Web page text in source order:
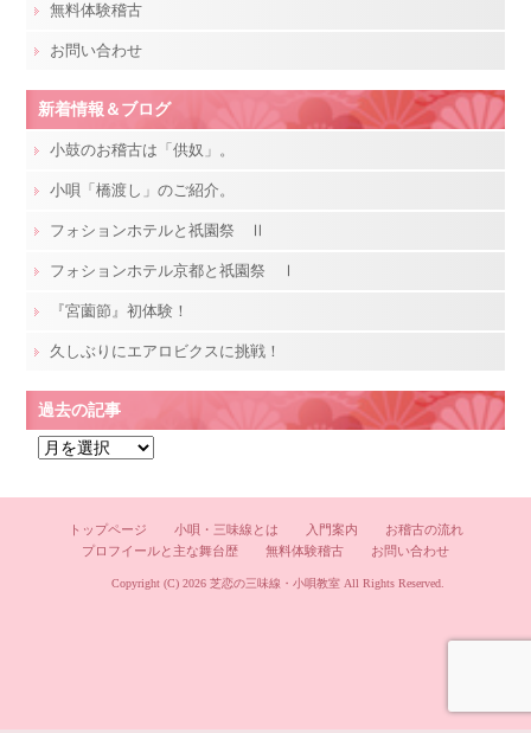
無料体験稽古
お問い合わせ
新着情報＆ブログ
小鼓のお稽古は「供奴」。
小唄「橋渡し」のご紹介。
フォションホテルと祇園祭 Ⅱ
フォションホテル京都と祇園祭 Ⅰ
『宮薗節』初体験！
久しぶりにエアロビクスに挑戦！
過去の記事
の
トップページ 小唄・三味線とは 入門案内
お稽古の流れ
プロフイールと主な舞台歴
無料体験稽古 お問い合わせ
Copyright (C) 2026 芝恋の三味線・小唄教室All Rights Reserved.